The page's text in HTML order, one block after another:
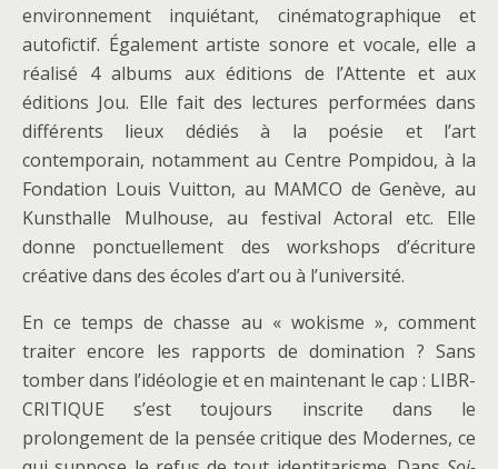
environnement inquiétant, cinématographique et
autofictif. Également artiste sonore et vocale, elle a
réalisé 4 albums aux éditions de l’Attente et aux
éditions Jou. Elle fait des lectures performées dans
différents lieux dédiés à la poésie et l’art
contemporain, notamment au Centre Pompidou, à la
Fondation Louis Vuitton, au MAMCO de Genève, au
Kunsthalle Mulhouse, au festival Actoral etc. Elle
donne ponctuellement des workshops d’écriture
créative dans des écoles d’art ou à l’université.
En ce temps de chasse au « wokisme », comment
traiter encore les rapports de domination ? Sans
tomber dans l’idéologie et en maintenant le cap : LIBR-
CRITIQUE s’est toujours inscrite dans le
prolongement de la pensée critique des Modernes, ce